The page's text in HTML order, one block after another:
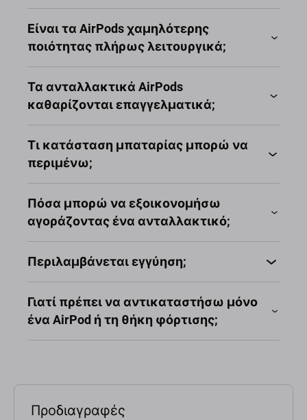
Είναι τα AirPods χαμηλότερης
ποιότητας πλήρως λειτουργικά;
Τα ανταλλακτικά AirPods
καθαρίζονται επαγγελματικά;
Τι κατάσταση μπαταρίας μπορώ να
περιμένω;
Πόσα μπορώ να εξοικονομήσω
αγοράζοντας ένα ανταλλακτικό;
Περιλαμβάνεται εγγύηση;
Γιατί πρέπει να αντικαταστήσω μόνο
ένα AirPod ή τη θήκη φόρτισης;
Προδιαγραφές